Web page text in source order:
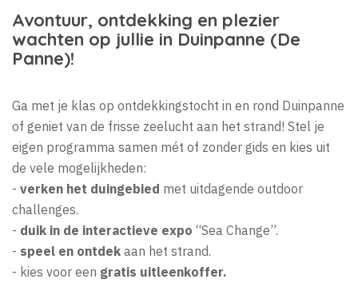
Avontuur, ontdekking en plezier
wachten op jullie in Duinpanne (De
Panne)!
Ga met je klas op ontdekkingstocht in en rond Duinpanne
of geniet van de frisse zeelucht aan het strand! Stel je
eigen programma samen mét of zonder gids en kies uit
de vele mogelijkheden:
- verken het duingebied met uitdagende outdoor
challenges.
- duik in de interactieve expo “Sea Change”.
- speel en ontdek aan het strand.
- kies voor een gratis uitleenkoffer.